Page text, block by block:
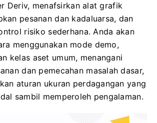
Deriv, menafsirkan alat grafik
pesanan dan kadaluarsa, dan
risiko sederhana. Anda akan
menggunakan mode demo,
kelas aset umum, menangani
dan pemecahan masalah dasar,
aturan ukuran perdagangan yang
sambil memperoleh pengalaman.